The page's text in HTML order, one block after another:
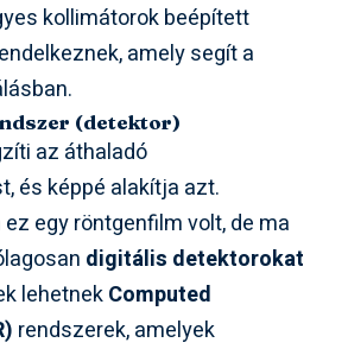
kollimátorok beépített
amely segít a
(detektor)
az áthaladó
és képpé alakítja azt.
egy röntgenfilm volt, de ma
digitális detektorokat
lehetnekComputed
rendszerek, amelyek